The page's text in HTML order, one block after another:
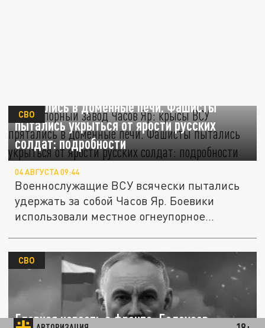
прятались в доменные печи. Фашисты
пытались укрыться от ярости русских
солдат: подробности
СВО
04 АВГУСТА 09:44
Военнослужащие ВСУ всячески пытались
удержать за собой Часов Яр. Боевики
использовали местное огнеупорное...
Главная новость с фронта: Белоусов
СВО